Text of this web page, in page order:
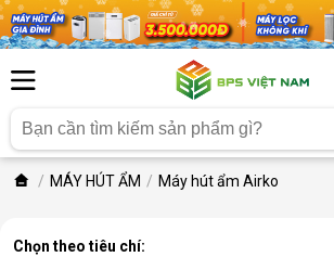
MÁY HÚT ẨM Máy hút ẩm Airko
Chọn theo tiêu chí: